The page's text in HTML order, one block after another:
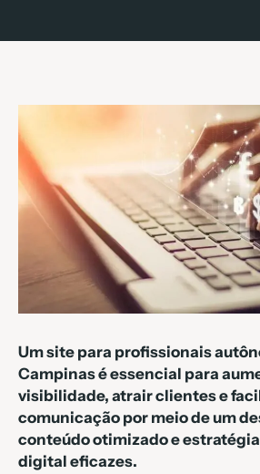
Um site para profissionais
Campinas é essencial para
visibilidade, atrair clientes e
comunicação por meio de um
conteúdo otimizado e
digital eficazes.